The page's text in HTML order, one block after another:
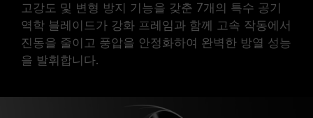
고강도 및 변형 방지 기능을 갖춘 7개의 특수 공기
역학 블레이드가 강화 프레임과 함께 고속 작동에서
진동을 줄이고 풍압을 안정화하여 완벽한 방열 성능
을 발휘합니다.